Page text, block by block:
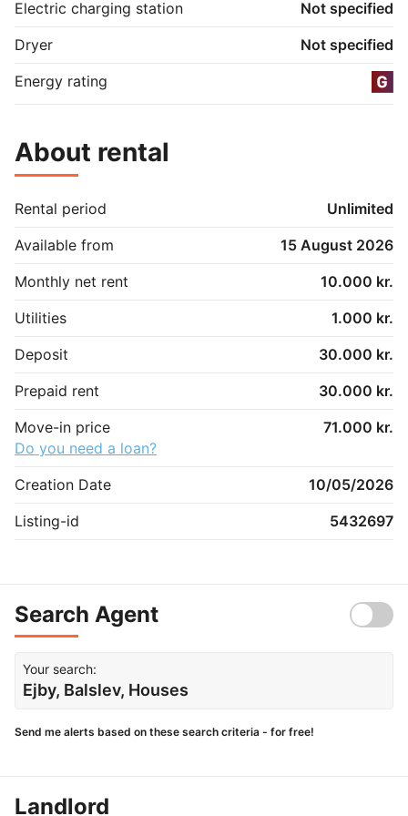
Stuehus og værksted opvarmes med pillefyr.
Grunden på hele 5898 kvm. indeholder dejlig have,
hvor der er anlagt græs, træer og blomsterbede. Stor
gårdsplads med perlesten.
Udover den månedlige husleje på 10.000kr, betaler
månedligt til udlejer.
El betaler lejer direkte til udbyderen Energi Fyn.
Udehus / Redskabsrum på 21 m2 og Drivhus er på 9
Electric charging station
Not specified
Dryer
Not specified
Energy rating
About rental
Rental period
Unlimited
Available from
15 August 2026
Monthly net rent
10.000 kr.
Utilities
1.000 kr.
Deposit
30.000 kr.
Prepaid rent
30.000 kr.
Move-in price
71.000 kr.
Do you need a loan?
Creation Date
10/05/2026
Listing-id
5432697
Search Agent
Your search:
Ejby, Balslev, Houses
Send me alerts based on these search criteria - for free!
Landlord